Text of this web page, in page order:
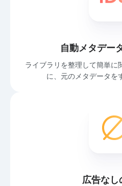
自動メタデー
ライブラリを整理して簡単に
に、元のメタデータを
広告なし